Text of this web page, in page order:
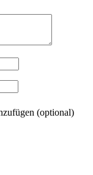
(optional)